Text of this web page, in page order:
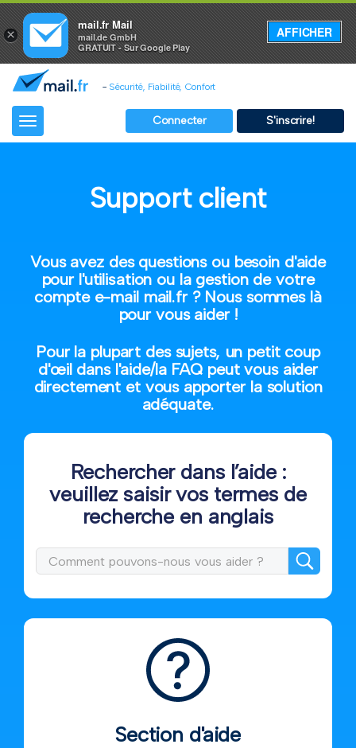
-Sécurité, Fiabilité, Confort
Connecter S'inscrire!
Toggle
navigation
Support client
Vous avez des questions ou besoin d'aide
pour l'utilisation ou la gestion de votre
compte e-mail mail.fr ? Nous sommes là
pour vous aider !
Pour la plupart des sujets, un petit coup
d'œil dans l'aide/la FAQ peut vous aider
directement et vous apporter la solution
adéquate.
Rechercher dans l’aide :
veuillez saisir vos termes de
recherche en anglais
Section d'aide
×
mail.fr Mail
mail.de GmbH
GRATUIT - Sur Google Play
AFFICHER